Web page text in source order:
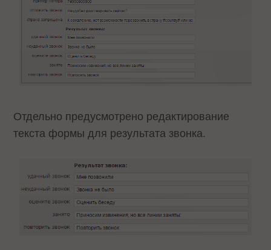
Отдельно предусмотрено редактирование
текста формы для результата звонка.